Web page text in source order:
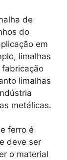
de
do
em
limalhas
limalhas
metálicas.
ferro é
deve ser
o material